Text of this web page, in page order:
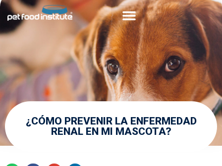
¿CÓMO PREVENIR LA ENFERMEDAD
RENAL EN MI MASCOTA?